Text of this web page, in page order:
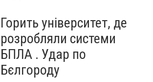
Горить університет, де
розробляли системи
БПЛА . Удар по
Бєлгороду